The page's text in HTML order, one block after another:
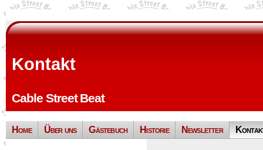
Kontakt
Cable Street Beat
Home Über uns Gästebuch Historie Newsletter